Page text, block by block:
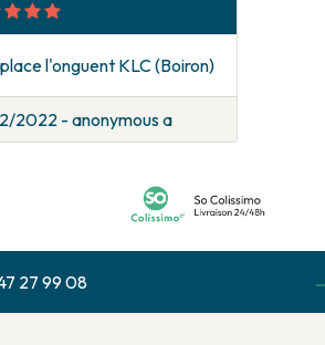
l'onguent KLC (Boiron)
2022 - anonymous a
27 99 08